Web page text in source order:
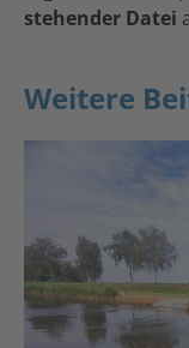
stehender Datei
Weitere